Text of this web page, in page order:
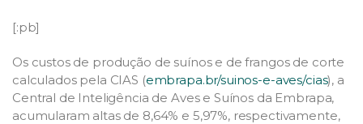
[:pb]
Os custos de produção de suínos e de frangos de corte
calculados pela CIAS (embrapa.br/suinos-e-aves/cias), a
Central de Inteligência de Aves e Suínos da Embrapa,
acumularam altas de 8,64% e 5,97%, respectivamente,